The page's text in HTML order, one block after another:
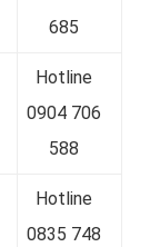
685
Hotline
0904 706
588
Hotline
0835 748